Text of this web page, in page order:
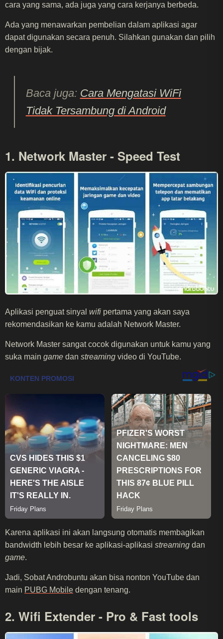
cara yang sama, ada juga yang cara kerjanya berbeda.
Ada yang menawarkan pembelian dalam aplikasi agar
dapat digunakan secara penuh. Silahkan gunakan dan pilih
dengan bijak.
Baca juga: Cara Mengatasi WiFi
Tidak Tersambung di Android
1. Network Master - Speed Test
Aplikasi penguat sinyal wifi pertama yang akan saya
rekomendasikan ke kamu adalah Network Master.
Network Master sangat cocok digunakan untuk kamu yang
suka main game dan streaming video di YouTube.
Karena aplikasi ini akan langsung otomatis membagikan
bandwidth lebih besar ke aplikasi-aplikasi streaming dan
game.
Jadi, Sobat Androbuntu akan bisa nonton YouTube dan
main PUBG Mobile dengan tenang.
2. Wifi Extender - Pro & Fast tools